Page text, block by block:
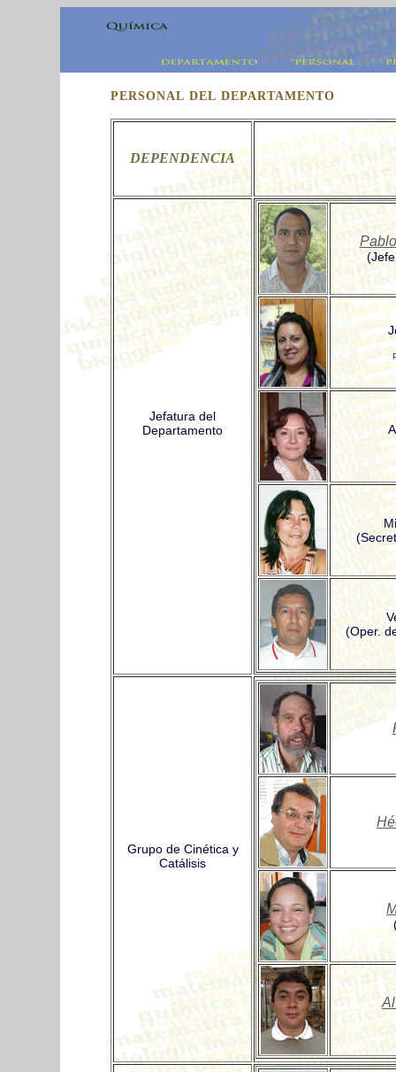
PERSONAL DEL DEPARTAMENTO
DEPENDENCIA
Jefatura del
Departamento
(Oper.
Grupo de Cinética y
Catálisis